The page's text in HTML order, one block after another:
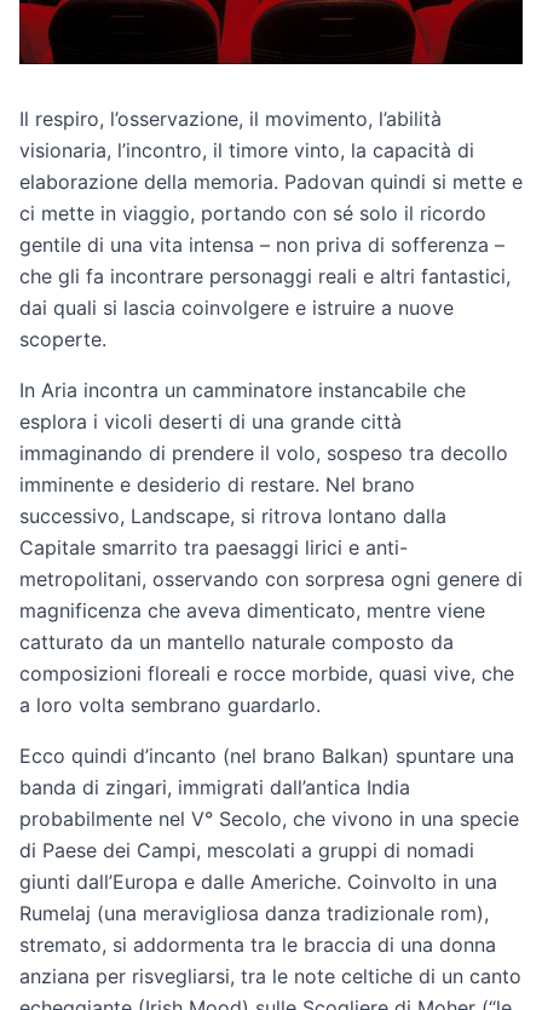
Il respiro, l’osservazione, il movimento, l’abilità
visionaria, l’incontro, il timore vinto, la capacità di
elaborazione della memoria. Padovan quindi si mette e
ci mette in viaggio, portando con sé solo il ricordo
gentile di una vita intensa – non priva di sofferenza –
che gli fa incontrare personaggi reali e altri fantastici,
dai quali si lascia coinvolgere e istruire a nuove
scoperte.
In Aria incontra un camminatore instancabile che
esplora i vicoli deserti di una grande città
immaginando di prendere il volo, sospeso tra decollo
imminente e desiderio di restare. Nel brano
successivo, Landscape, si ritrova lontano dalla
Capitale smarrito tra paesaggi lirici e anti-
metropolitani, osservando con sorpresa ogni genere di
magnificenza che aveva dimenticato, mentre viene
catturato da un mantello naturale composto da
composizioni floreali e rocce morbide, quasi vive, che
a loro volta sembrano guardarlo.
Ecco quindi d’incanto (nel brano Balkan) spuntare una
banda di zingari, immigrati dall’antica India
probabilmente nel V° Secolo, che vivono in una specie
di Paese dei Campi, mescolati a gruppi di nomadi
giunti dall’Europa e dalle Americhe. Coinvolto in una
Rumelaj (una meravigliosa danza tradizionale rom),
stremato, si addormenta tra le braccia di una donna
anziana per risvegliarsi, tra le note celtiche di un canto